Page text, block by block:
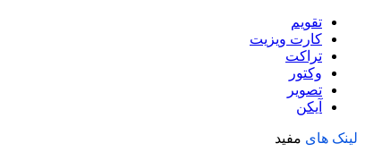
تقویم
کارت ویزیت
تراکت
وکتور
تصویر
آیکن
لینک های مفید